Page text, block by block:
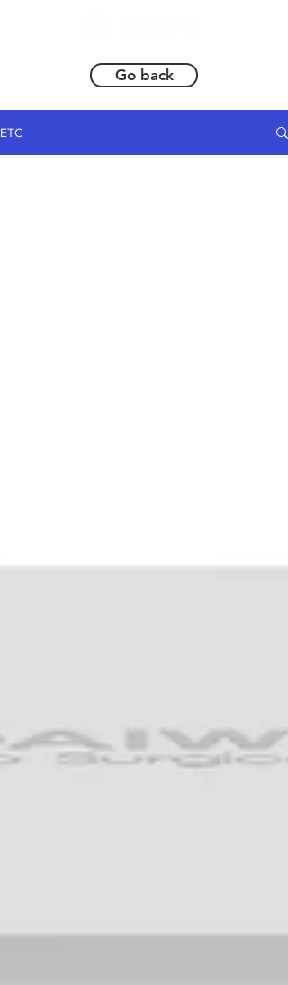
Go back
ETC